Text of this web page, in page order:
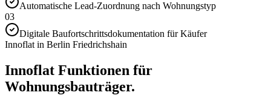
Automatische Lead-Zuordnung nach Wohnungstyp
03
Digitale Baufortschrittsdokumentation für Käufer
Innoflat in Berlin Friedrichshain
Innoflat Funktionen für
Wohnungsbauträger.